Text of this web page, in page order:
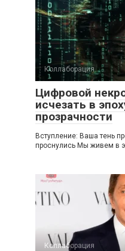
Коллаборация
Цифровой
исчезать в
прозрачности
Вступление: Ваша тень
проснулись Мы живем в
Коллаборация